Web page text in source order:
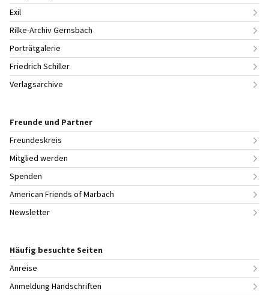
Exil
Rilke-Archiv Gernsbach
Porträtgalerie
Friedrich Schiller
Verlagsarchive
Freunde und Partner
Freundeskreis
Mitglied werden
Spenden
American Friends of Marbach
Newsletter
Häufig besuchte Seiten
Anreise
Anmeldung Handschriften